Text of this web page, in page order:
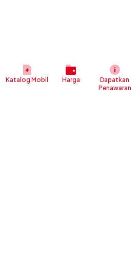
Katalog Mobil Harga
Dapatkan
Penawaran